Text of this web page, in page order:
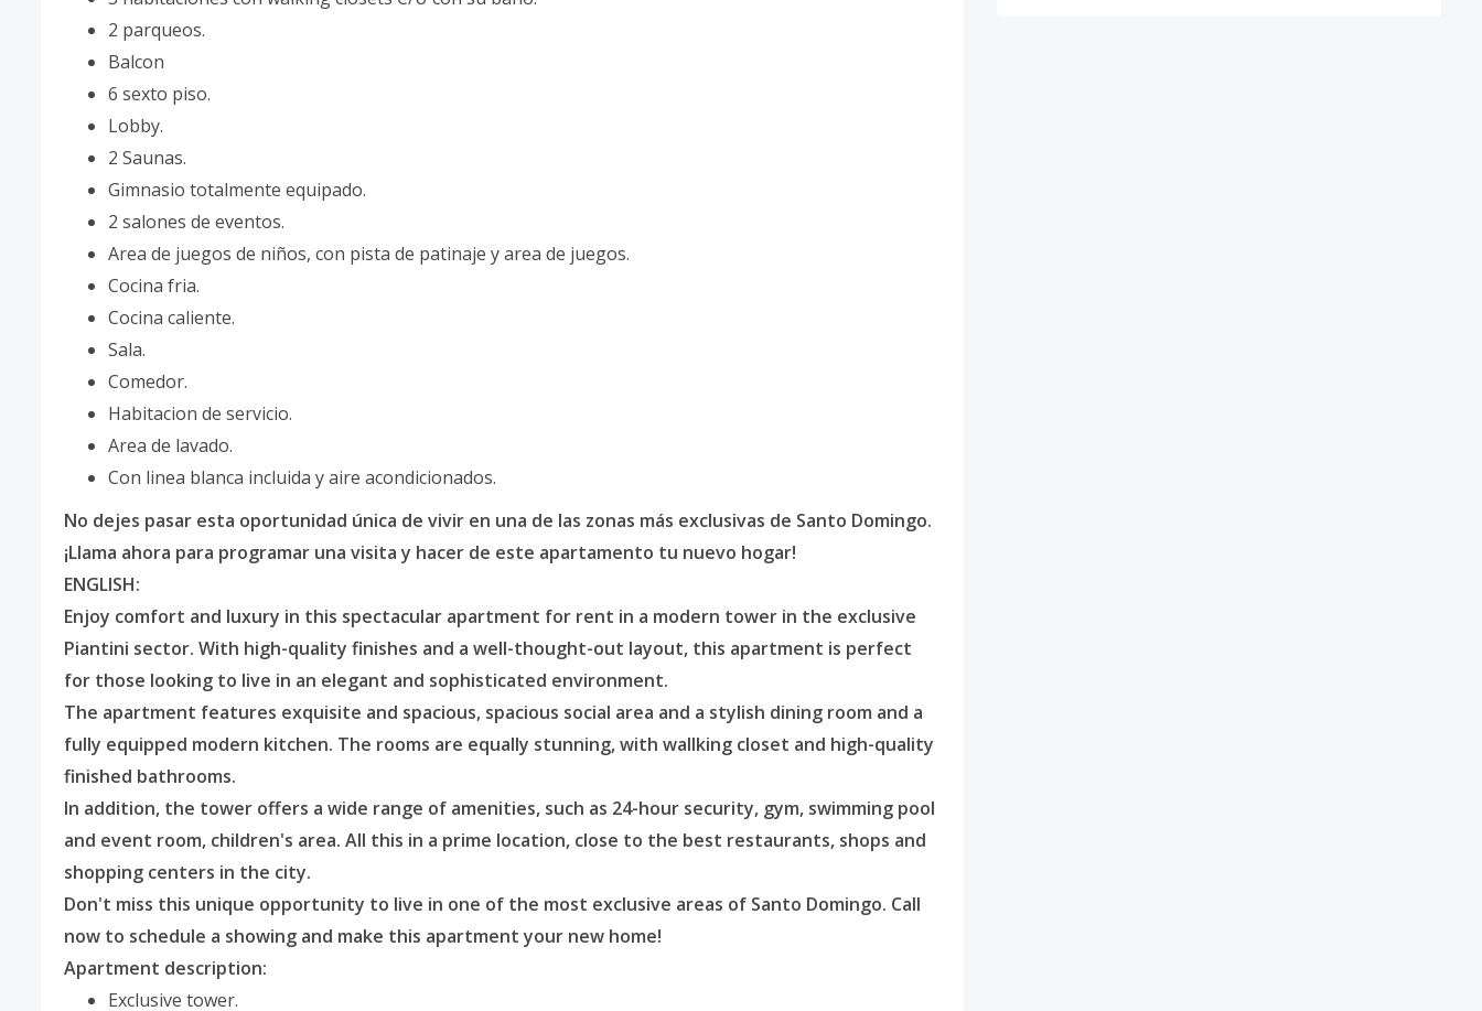
2 parqueos.
Balcon
6 sexto piso.
Lobby.
2 Saunas.
Gimnasio totalmente equipado.
2 salones de eventos.
Area de juegos de niños, con pista de patinaje y area de juegos.
Cocina fria.
Cocina caliente.
Sala.
Comedor.
Habitacion de servicio.
Area de lavado.
Con linea blanca incluida y aire acondicionados.
No dejes pasar esta oportunidad única de vivir en una de las zonas más exclusivas de Santo Domingo.
¡Llama ahora para programar una visita y hacer de este apartamento tu nuevo hogar!
ENGLISH:
Enjoy comfort and luxury in this spectacular apartment for rent in a modern tower in the exclusive
Piantini sector. With high-quality finishes and a well-thought-out layout, this apartment is perfect
for those looking to live in an elegant and sophisticated environment.
The apartment features exquisite and spacious, spacious social area and a stylish dining room and a
fully equipped modern kitchen. The rooms are equally stunning, with wallking closet and high-quality
finished bathrooms.
In addition, the tower offers a wide range of amenities, such as 24-hour security, gym, swimming pool
and event room, children's area. All this in a prime location, close to the best restaurants, shops and
shopping centers in the city.
Don't miss this unique opportunity to live in one of the most exclusive areas of Santo Domingo. Call
now to schedule a showing and make this apartment your new home!
Apartment description:
Exclusive tower.